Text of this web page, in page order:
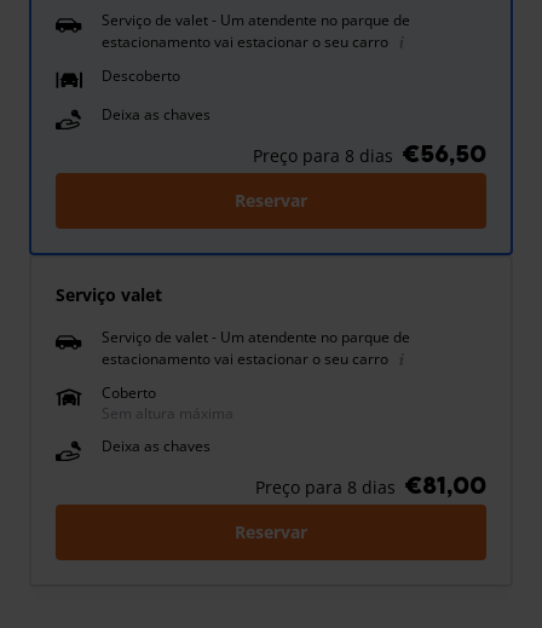
Serviço de valet - Um atendente no parque de
estacionamento vai estacionar o seu carro
Descoberto
Deixa as chaves
Preço para 8 dias €56,50
Reservar
Serviço valet
Serviço de valet - Um atendente no parque de
estacionamento vai estacionar o seu carro
Coberto
Sem altura máxima
Deixa as chaves
Preço para 8 dias €81,00
Reservar